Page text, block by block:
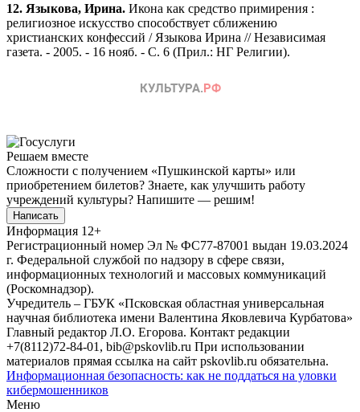
12. Языкова, Ирина. Икона как средство примирения :
религиозное искусство способствует сближению
христианских конфессий / Языкова Ирина // Независимая
газета. - 2005. - 16 нояб. - С. 6 (Прил.: НГ Религии).
Решаем вместе
Сложности с получением «Пушкинской карты» или
приобретением билетов? Знаете, как улучшить работу
учреждений культуры? Напишите — решим!
Написать
Информация 12+
Регистрационный номер Эл № ФС77-87001 выдан 19.03.2024
г. Федеральной службой по надзору в сфере связи,
информационных технологий и массовых коммуникаций
(Роскомнадзор).
Учредитель – ГБУК «Псковская областная универсальная
научная библиотека имени Валентина Яковлевича Курбатова»
Главный редактор Л.О. Егорова. Контакт редакции
+7(8112)72-84-01, bib@pskovlib.ru При использовании
материалов прямая ссылка на сайт pskovlib.ru обязательна.
Информационная безопасность: как не поддаться на уловки
кибермошенников
Меню